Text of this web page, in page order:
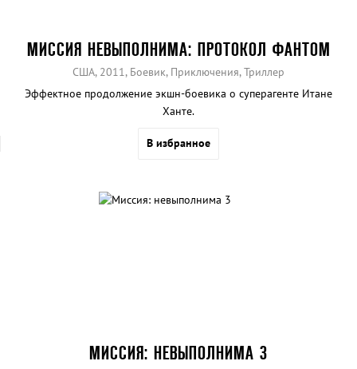
МИССИЯ НЕВЫПОЛНИМА: ПРОТОКОЛ ФАНТОМ
США, 2011, Боевик, Приключения, Триллер
Эффектное продолжение экшн-боевика о суперагенте Итане
Ханте.
В избранное
МИССИЯ: НЕВЫПОЛНИМА 3